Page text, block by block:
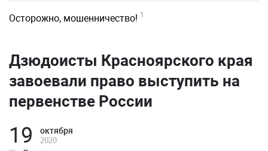
Осторожно, мошенничество! 1
Дзюдоисты Красноярского края
завоевали право выступить на
первенстве России
19 октября
2020